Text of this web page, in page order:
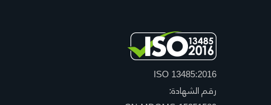
ISO 13485:2016
رقم الشهادة: